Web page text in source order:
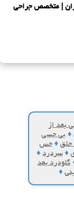
| متخصص جراحی
بعد از
♦ بی حسی
♦ حس
♦ سردرد ♦
گلودرد بعد
♦